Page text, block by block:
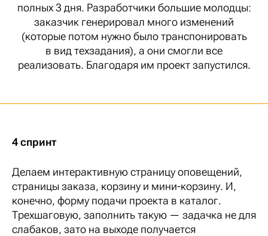
полных 3 дня. Разработчики большие молодцы:
заказчик генерировал много изменений
(которые потом нужно было транспонировать
в вид техзадания), а они смогли все
реализовать. Благодаря им проект запустился.
4 спринт
Делаем интерактивную страницу оповещений,
страницы заказа, корзину и мини-корзину. И,
конечно, форму подачи проекта в каталог.
Трехшаговую, заполнить такую — задачка не для
слабаков, зато на выходе получается